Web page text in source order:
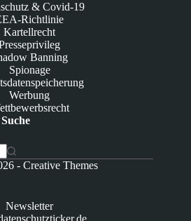
& Covid-19
Richtlinie
Kartellrecht
Banning
Spionage
Werbung
Suche
-Creative Themes
Newsletter